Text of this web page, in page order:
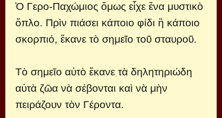
Ὁ Γερο-Παχώμιος ὅμως εἶχε ἕνα μυστικὸ
ὅπλο. Πρὶν πιάσει κάποιο φίδι ἢ κάποιο
σκορπιό, ἔκανε τὸ σημεῖο τοῦ σταυροῦ.
Τὸ σημεῖο αὐτὸ ἔκανε τὰ δηλητηριώδη
αὐτὰ ζῶα νὰ σέβονται καὶ νὰ μὴν
πειράζουν τὸν Γέροντα.